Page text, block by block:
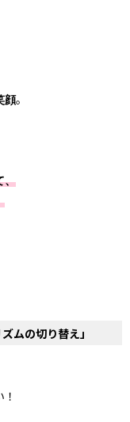
顔。
、
ムの切り替え」